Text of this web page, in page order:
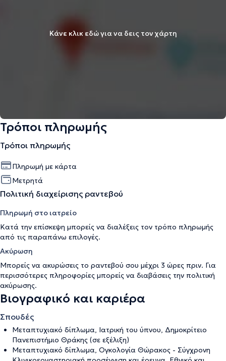
Κάνε κλικ εδώ για να δεις τον χάρτη
Τρόποι πληρωμής
Τρόποι πληρωμής
Πληρωμή με κάρτα
Μετρητά
Πολιτική διαχείρισης ραντεβού
Πληρωμή στο ιατρείο
Κατά την επίσκεψη μπορείς να διαλέξεις τον τρόπο πληρωμής
από τις παραπάνω επιλογές.
Ακύρωση
Μπορείς να ακυρώσεις το ραντεβού σου μέχρι 3 ώρες πριν. Για
περισσότερες πληροφορίες μπορείς να διαβάσεις την πολιτική
ακύρωσης.
Βιογραφικό και καριέρα
Σπουδές
Μεταπτυχιακό δίπλωμα, Ιατρική του ύπνου, Δημοκρίτειο
Πανεπιστήμιο Θράκης (σε εξέλιξη)
Μεταπτυχιακό δίπλωμα, Ογκολογία Θώρακος - Σύγχρονη